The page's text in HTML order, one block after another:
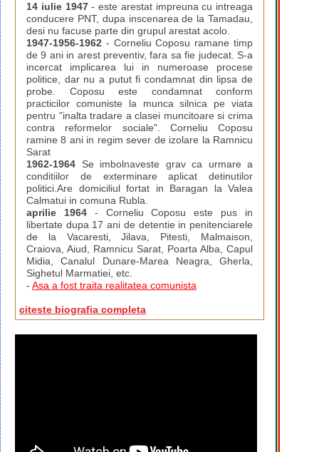
14 iulie 1947- este arestat impreuna cu intreaga
conducere PNT, dupa inscenarea de la Tamadau,
desi nu facuse parte din grupul arestat acolo.
1947-1956-1962 - Corneliu Coposu ramane timp
de 9 ani in arest preventiv, fara sa fie judecat. S-a
incercat implicarea lui in numeroase procese
politice, dar nu a putut fi condamnat din lipsa de
probe. Coposu este condamnat conform
practicilor comuniste la munca silnica pe viata
pentru "inalta tradare a clasei muncitoare si crima
contra reformelor sociale". Corneliu Coposu
ramine 8 ani in regim sever de izolare la Ramnicu
Sarat
1962-1964 Se imbolnaveste grav ca urmare a
conditiilor de exterminare aplicat detinutilor
politici.Are domiciliul fortat in Baragan la Valea
Calmatui in comuna Rubla.
aprilie 1964- Corneliu Coposu este pus in
libertate dupa 17 ani de detentie in penitenciarele
de la Vacaresti, Jilava, Pitesti, Malmaison,
Craiova, Aiud, Ramnicu Sarat, Poarta Alba, Capul
Midia, Canalul Dunare-Marea Neagra, Gherla,
Sighetul Marmatiei, etc.
- Asa a fost traita realitatea comunista
citeste biografia completa